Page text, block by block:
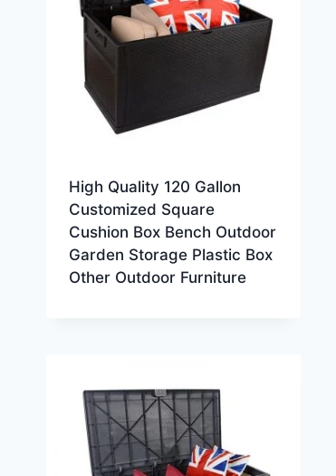
High Quality 120 Gallon
Customized Square
Cushion Box Bench Outdoor
Garden Storage Plastic Box
Other Outdoor Furniture